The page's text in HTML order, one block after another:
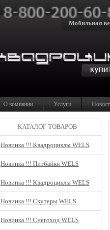
Мобильная
О компании Услуги
КАТАЛОГ ТОВАРОВ
Новинка !!! Квадроциклы WELS
Новинка !!! Питбайки WELS
Новинка !!! Квадроциклы WELS
Новинка !!! Скутеры WELS
Новинка !!! Снегоход WELS